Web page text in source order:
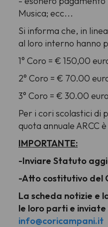
Musica; ecc...
Si informa che, in
al loro interno hanno
1° Coro = € 150,00
2° Coro = € 70.00
3° Coro = € 30.00
Per i cori scolastici di
quota annuale ARCC
IMPORTANTE:
-Inviare Statuto
-Atto costitutivo del
La scheda notizie e
le loro parti e
info@coricampani.it